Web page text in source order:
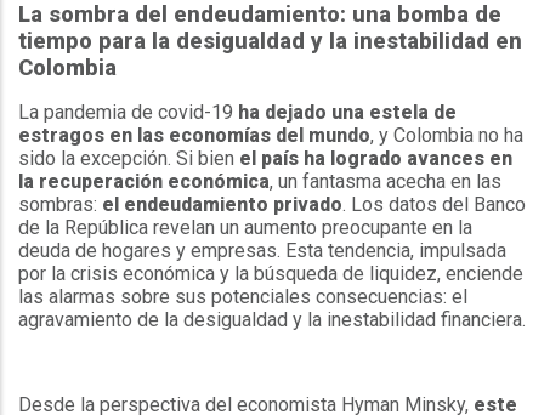
La sombra del endeudamiento: una bomba de
tiempo para la desigualdad y la inestabilidad en
Colombia
La pandemia de covid-19 ha dejado una estela de
estragos en las economías del mundo, y Colombia no ha
sido la excepción. Si bien el país ha logrado avances en
la recuperación económica, un fantasma acecha en las
sombras: el endeudamiento privado. Los datos del Banco
de la República revelan un aumento preocupante en la
deuda de hogares y empresas. Esta tendencia, impulsada
por la crisis económica y la búsqueda de liquidez, enciende
las alarmas sobre sus potenciales consecuencias: el
agravamiento de la desigualdad y la inestabilidad financiera.
Desde la perspectiva del economista Hyman Minsky, este